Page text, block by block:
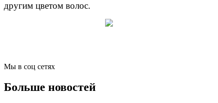
другим цветом волос.
Мы в соц сетях
Больше новостей